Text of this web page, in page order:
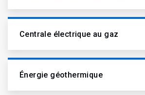
Centrale électrique au gaz
Énergie géothermique